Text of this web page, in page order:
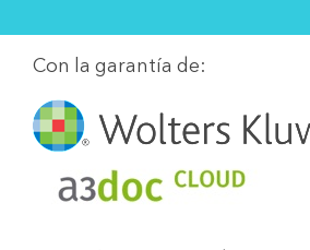
Con la garantía de: